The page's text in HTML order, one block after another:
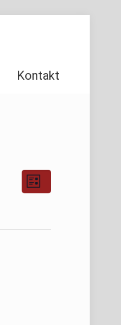
Kontakt
Ansichten-
Navigation
Ansichten-
Liste